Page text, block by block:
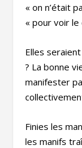
« on n’était
« pour voir
Elles
? La bonne
manifester
Finies les
les manifs